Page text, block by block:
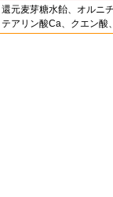
還元麦芽糖水飴、オルニ
テアリン酸Ca、クエン酸